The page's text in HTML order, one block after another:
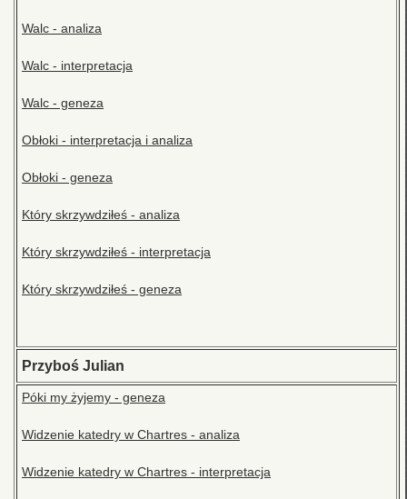
Walc - analiza
Walc - interpretacja
Walc - geneza
Obłoki - interpretacja i analiza
Obłoki - geneza
Który skrzywdziłeś - analiza
Który skrzywdziłeś - interpretacja
Który skrzywdziłeś - geneza
Przyboś Julian
Póki my żyjemy - geneza
Widzenie katedry w Chartres - analiza
Widzenie katedry w Chartres - interpretacja